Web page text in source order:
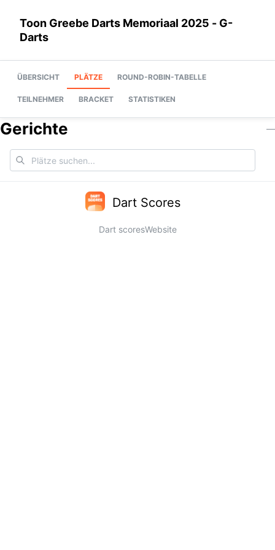
Toon Greebe Darts Memoriaal 2025 - G-
Darts
ÜBERSICHT PLÄTZE ROUND-ROBIN-TABELLE
TEILNEHMER BRACKET STATISTIKEN
Gerichte —
Dart Scores
Dart scoresWebsite